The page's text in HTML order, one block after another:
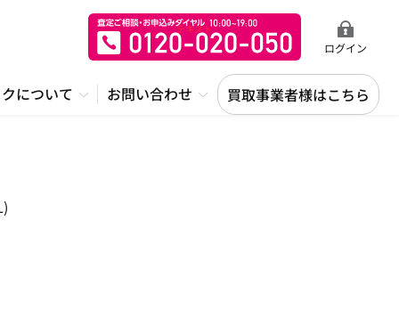
ログイン
について お問い合わせ 買取事業者様はこちら